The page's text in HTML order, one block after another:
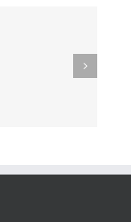
como
herramienta